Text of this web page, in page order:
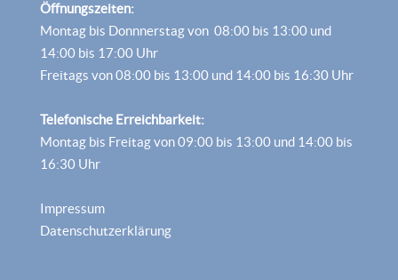
Öffnungszeiten:
Montag bis Donnnerstag von 08:00 bis 13:00 und
14:00 bis 17:00 Uhr
Freitags von 08:00 bis 13:00 und 14:00 bis 16:30 Uhr
Telefonische Erreichbarkeit:
Montag bis Freitag von 09:00 bis 13:00 und 14:00 bis
16:30 Uhr
Impressum
Datenschutzerklärung